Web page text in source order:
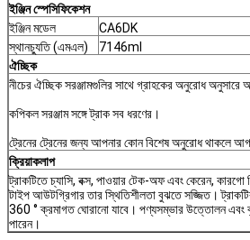
ইঞ্জিন স্পেসিফিকেশন
ইঞ্জিন মডেল
CA6DK
স্থানচ্যুতি (এমএল)
7146ml
ঐচ্ছিক
নীচের ঐচ্ছিক সরঞ্জামগুলির সাথে গ্রাহকের অনুরোধ অনুসারে
কপিকল সরঞ্জাম সঙ্গে ট্রাক সব ধরণের।
ট্রেনের ট্রেনের জন্য আপনার কোন বিশেষ অনুরোধ থাকলে
ক্রিয়াকলাপ
ট্রাকটিতে চ্যাসি, বক্স, পাওয়ার টেক-অফ এবং কেরেন,
টাইপ আউটগ্রিগার তার স্থিতিশীলতা বুঝতে সজ্জিত।
360 ° ক্রমাগত ঘোরানো যাবে। পণ্যসম্ভার উত্তোলন এবং
পারেন।